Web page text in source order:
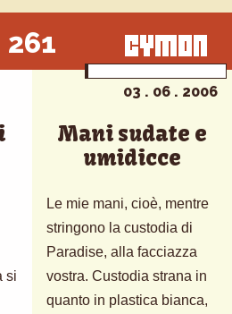
261
si
03 . 06 . 2006
Mani sudate e
umidicce
Le mie mani, cioè, mentre
stringono la custodia di
Paradise, alla facciazza
vostra. Custodia strana in
quanto in plastica bianca,